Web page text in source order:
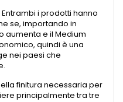
i prodotti hanno
se, importando in
aumenta e il Medium
quindi è una
nei paesi che
finitura necessaria per
principalmente tra tre